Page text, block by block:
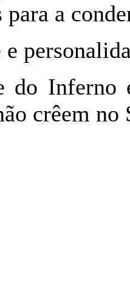
a
do Inferno
crêem no